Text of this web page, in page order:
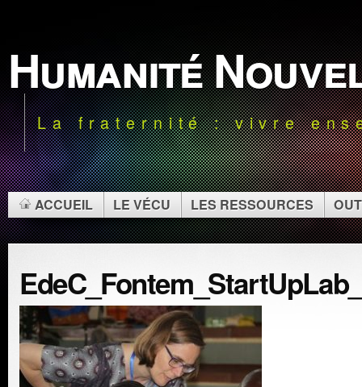
Humanité
La fraternité : vivre
ACCUEIL LE VÉCU LES RESSOURCES